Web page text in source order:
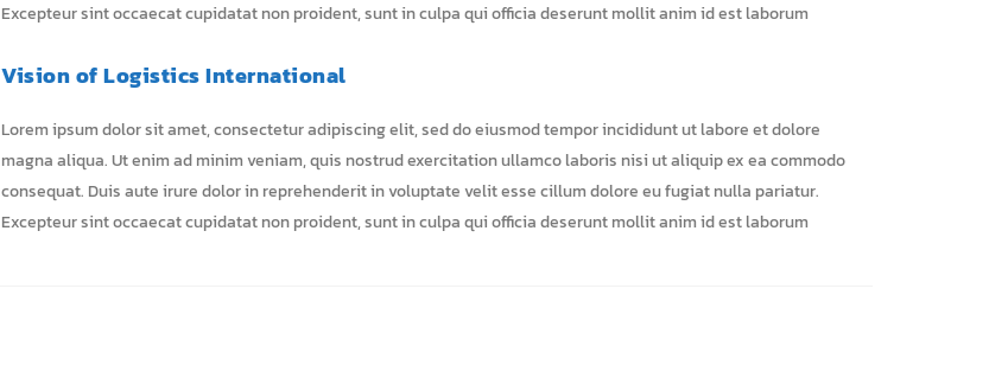
Excepteur sint occaecat cupidatat non proident, sunt in culpa qui officia deserunt mollit anim id est laborum
Vision of Logistics International
Lorem ipsum dolor sit amet, consectetur adipiscing elit, sed do eiusmod tempor incididunt ut labore et dolore
magna aliqua. Ut enim ad minim veniam, quis nostrud exercitation ullamco laboris nisi ut aliquip ex ea commodo
consequat. Duis aute irure dolor in reprehenderit in voluptate velit esse cillum dolore eu fugiat nulla pariatur.
Excepteur sint occaecat cupidatat non proident, sunt in culpa qui officia deserunt mollit anim id est laborum